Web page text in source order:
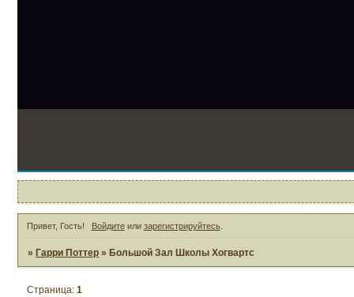
Привет, Гость! Войдитеили зарегистрируйтесь.
» Гарри Поттер » Большой Зал Школы Хогвартс
Страница:1